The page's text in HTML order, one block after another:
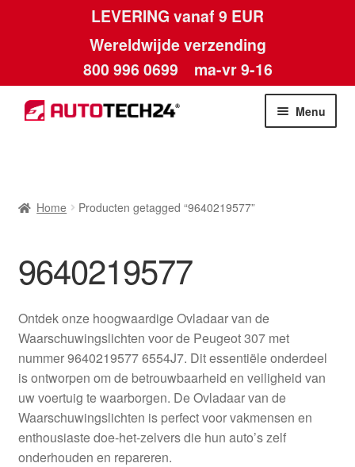
LEVERING vanaf 9 EUR
Wereldwijde verzending
800 996 0699 ma-vr 9-16
Ga
door
Ga
naar
Menu
Betalingen
Contact
Kassa
Klachten
Klachtenprocedure
Home Producten getagged “9640219577”
9640219577
Ontdek onze hoogwaardige Ovladaar van de
Waarschuwingslichten voor de Peugeot 307 met
nummer 9640219577 6554J7. Dit essentiële onderdeel
is ontworpen om de betrouwbaarheid en veiligheid van
uw voertuig te waarborgen. De Ovladaar van de
Waarschuwingslichten is perfect voor vakmensen en
enthousiaste doe-het-zelvers die hun auto’s zelf
onderhouden en repareren.